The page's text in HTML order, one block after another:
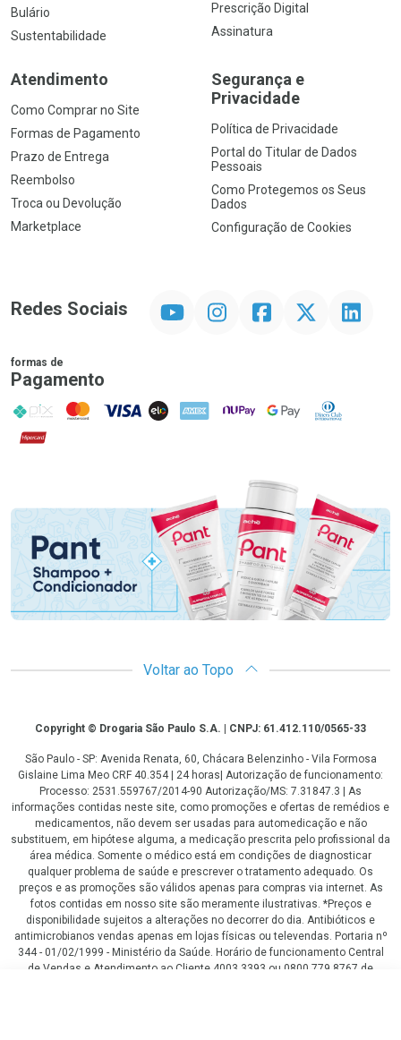
Bulário
Sustentabilidade
Prescrição Digital
Assinatura
Atendimento
Como Comprar no Site
Formas de Pagamento
Prazo de Entrega
Reembolso
Troca ou Devolução
Marketplace
Segurança e
Privacidade
Política de Privacidade
Portal do Titular de Dados
Pessoais
Como Protegemos os Seus
Dados
Configuração de Cookies
Redes Sociais InstagramFacebookTwitter Linkedin
formas de
Pagamento
PIX MasterCard
VISA ELO AMEX NuPay Google PayDiners Club
Hipercard
Promoção em Destaque
Voltar ao Topo
CopyrightCopyright © Drogaria São Paulo S.A. | CNPJ: 61.412.110/0565-33
São Paulo - SP: Avenida Renata, 60, Chácara Belenzinho - Vila Formosa
Gislaine Lima Meo CRF 40.354 | 24 horas| Autorização de funcionamento:
Processo: 2531.559767/2014-90 Autorização/MS: 7.31847.3 | As
informações contidas neste site, como promoções e ofertas de remédios e
medicamentos, não devem ser usadas para automedicação e não
substituem, em hipótese alguma, a medicação prescrita pelo profissional da
área médica. Somente o médico está em condições de diagnosticar
qualquer problema de saúde e prescrever o tratamento adequado. Os
preços e as promoções são válidos apenas para compras via internet. As
fotos contidas em nosso site são meramente ilustrativas. *Preços e
disponibilidade sujeitos a alterações no decorrer do dia. Antibióticos e
antimicrobianos vendas apenas em lojas físicas ou televendas. Portaria nº
344 - 01/02/1999 - Ministério da Saúde. Horário de funcionamento Central
de Vendas e Atendimento ao Cliente 4003 3393 ou 0800 779 8767 de